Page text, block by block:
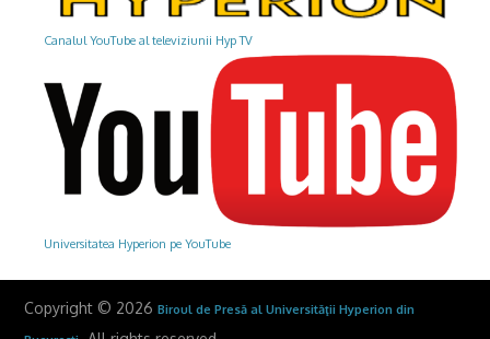
Canalul YouTube al televiziunii Hyp TV
Universitatea Hyperion pe YouTube
Copyright © 2026Biroul de Presă al Universităţii Hyperion din